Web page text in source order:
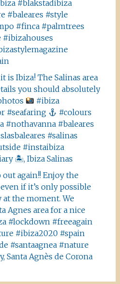
#blakstadibiza
#baleares #style
#finca #palmtrees
is Ibiza! The Salinas area
you should absolutely
#ibiza
#seafaring
#colours
#nothavanna #baleares
#salinas
#instaibiza
🏝, Ibiza Salinas
again!! Enjoy the
if it’s only possible
at the moment. We
Agnes area for a nice
#lockdown #freeagain
#ibiza2020 #spain
#santaagnea #nature
Santa Agnès de Corona